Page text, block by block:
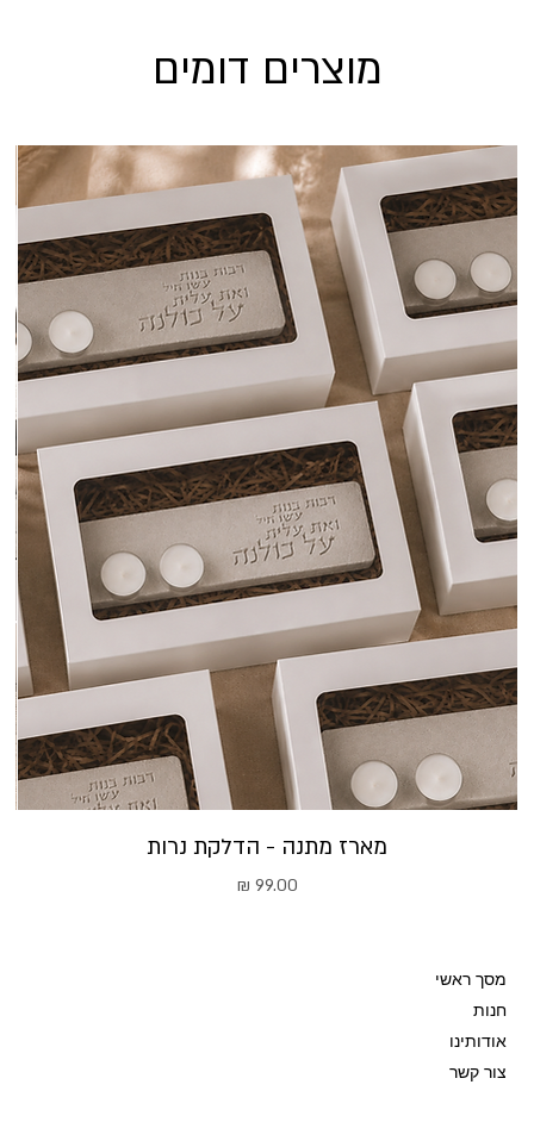
מוצרים דומים
מארז מתנה - הדלקת נרות
מחיר
מסך ראשי
חנות
אודותינו
צור קשר